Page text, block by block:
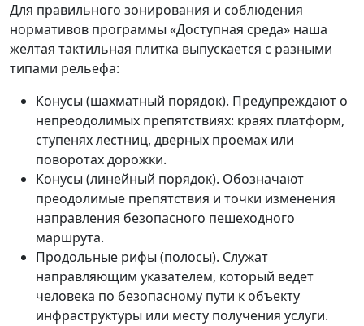
Для правильного зонирования и соблюдения
нормативов программы «Доступная среда» наша
желтая тактильная плитка выпускается с разными
типами рельефа:
Конусы (шахматный порядок). Предупреждают о
непреодолимых препятствиях: краях платформ,
ступенях лестниц, дверных проемах или
поворотах дорожки.
Конусы (линейный порядок). Обозначают
преодолимые препятствия и точки изменения
направления безопасного пешеходного
маршрута.
Продольные рифы (полосы). Служат
направляющим указателем, который ведет
человека по безопасному пути к объекту
инфраструктуры или месту получения услуги.